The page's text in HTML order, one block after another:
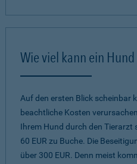
Wie viel kann ein
Auf den ersten Blick scheinbar
beachtliche Kosten
Ihrem Hund durch den Tierarzt
60 EUR zu Buche. Die
über 300 EUR. Denn meist